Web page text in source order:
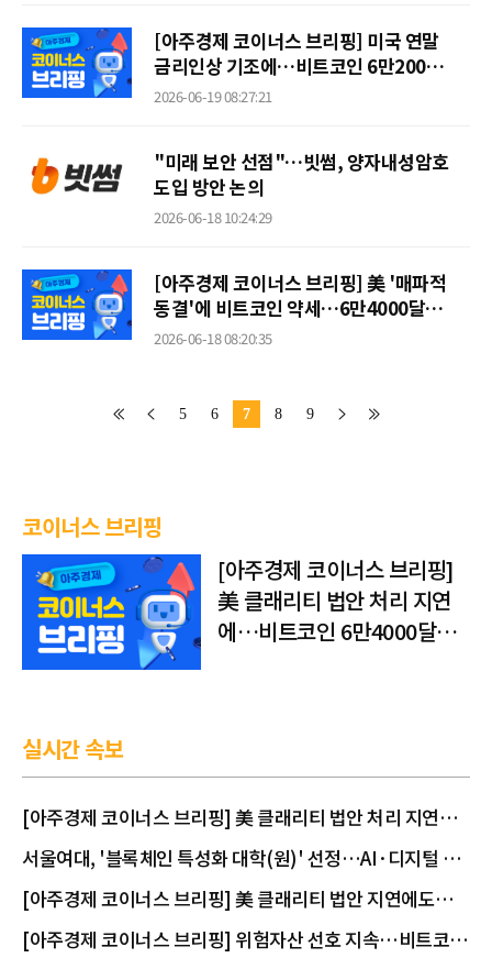
[아주경제 코이너스 브리핑] 미국 연말
금리인상 기조에…비트코인 6만2000달
러대로 뚝
2026-06-19 08:27:21
"미래 보안 선점"…빗썸, 양자내성암호
도입 방안 논의
2026-06-18 10:24:29
[아주경제 코이너스 브리핑] 美 '매파적
동결'에 비트코인 약세…6만4000달러
선
2026-06-18 08:20:35
5 6 7 8 9
코이너스 브리핑
[아주경제 코이너스 브리핑]
美 클래리티 법안 처리 지연
에…비트코인 6만4000달러
실시간 속보
[아주경제 코이너스 브리핑] 美 클래리티 법안 처리 지연
서울여대, '블록체인 특성화 대학(원)' 선정…AI·디지털 금
[아주경제 코이너스 브리핑] 美 클래리티 법안 지연에도…
[아주경제 코이너스 브리핑] 위험자산 선호 지속…비트코인